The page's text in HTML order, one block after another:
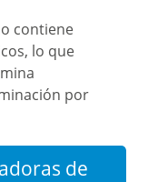
contiene
lo que
por
de